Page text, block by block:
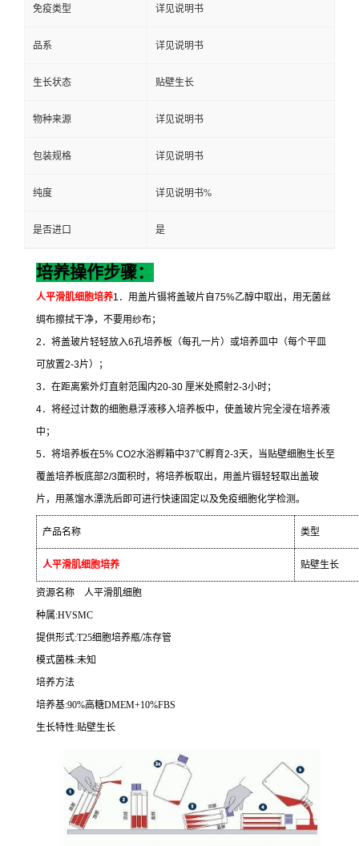
免疫类型 详见说明书
品系 详见说明书
生长状态 贴壁生长
物种来源 详见说明书
包装规格 详见说明书
纯度 详见说明书%
是否进口 是
培养操作步骤：
人平滑肌细胞培养1 ．用盖片镊将盖玻片自75%乙醇中取出，用无菌丝
绸布擦拭干净，不要用纱布；
2 ．将盖玻片轻轻放入6孔培养板（每孔一片）或培养皿中（每个平皿
可放置2-3片）；
3．在距离紫外灯直射范围内20-30 厘米处照射2-3小时；
4．将经过计数的细胞悬浮液移入培养板中，使盖玻片完全浸在培养液
中；
5．将培养板在5% CO2水浴孵箱中37℃孵育2-3天，当贴壁细胞生长至
覆盖培养板底部2/3面积时，将培养板取出，用盖片镊轻轻取出盖玻
片，用蒸馏水漂洗后即可进行快速固定以及免疫细胞化学检测。
产品名称 类型
人平滑肌细胞培养 贴壁生长
资源名称 人平滑肌细胞
种属:HVSMC
提供形式:T25细胞培养瓶/冻存管
模式菌株:未知
培养方法
培养基:90%高糖DMEM+10%FBS
生长特性:贴壁生长